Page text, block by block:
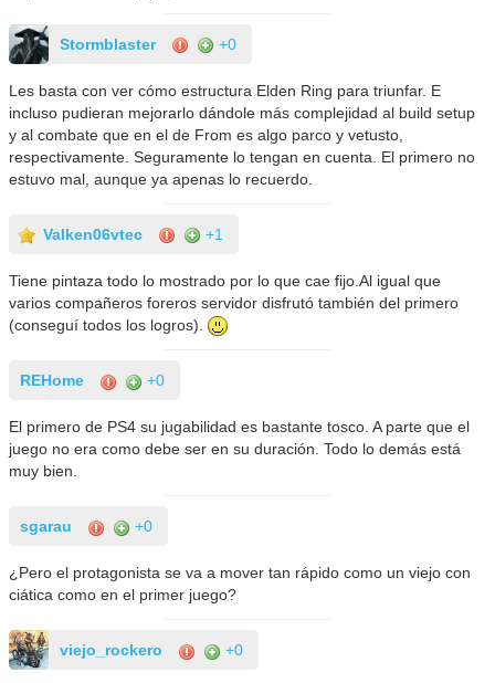
Stormblaster +0
Les basta con ver cómo estructura Elden Ring para triunfar. E
incluso pudieran mejorarlo dándole más complejidad al build setup
y al combate que en el de From es algo parco y vetusto,
respectivamente. Seguramente lo tengan en cuenta. El primero no
estuvo mal, aunque ya apenas lo recuerdo.
Valken06vtec +1
Tiene pintaza todo lo mostrado por lo que cae fijo.Al igual que
varios compañeros foreros servidor disfrutó también del primero
(conseguí todos los logros).
REHome +0
El primero de PS4 su jugabilidad es bastante tosco. A parte que el
juego no era como debe ser en su duración. Todo lo demás está
muy bien.
sgarau +0
¿Pero el protagonista se va a mover tan rápido como un viejo con
ciática como en el primer juego?
viejo_rockero +0